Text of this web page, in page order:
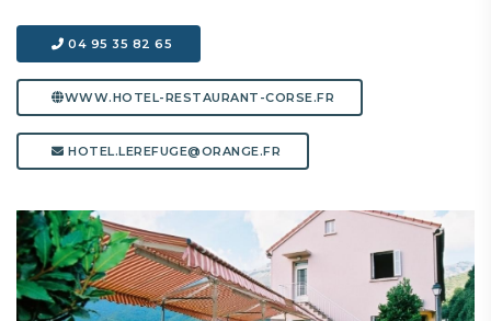
04 95 35 82 65
WWW.HOTEL-RESTAURANT-CORSE.FR
HOTEL.LEREFUGE@ORANGE.FR